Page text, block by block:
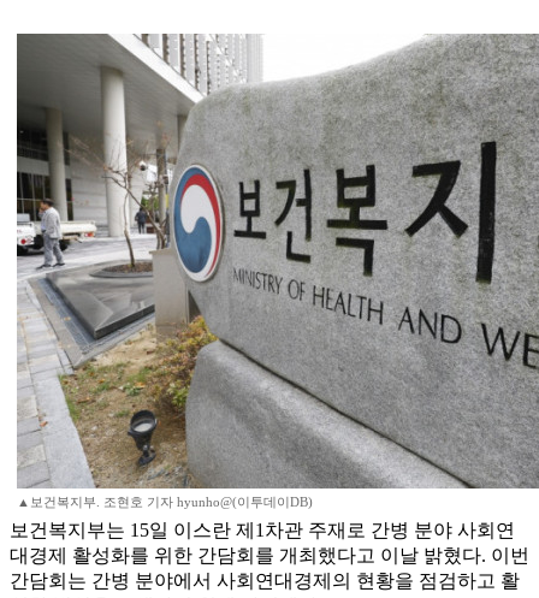
▲보건복지부. 조현호 기자 hyunho@(이투데이DB)
보건복지부는 15일 이스란 제1차관 주재로 간병 분야 사회연
대경제 활성화를 위한 간담회를 개최했다고 이날 밝혔다. 이번
간담회는 간병 분야에서 사회연대경제의 현황을 점검하고 활